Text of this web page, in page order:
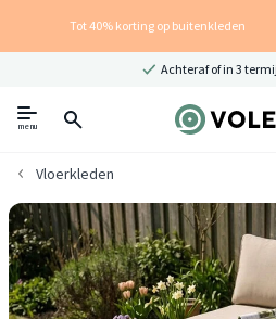
Tot 40% korting op buitenkleden
Achteraf of in 3
menu
Vloerkleden